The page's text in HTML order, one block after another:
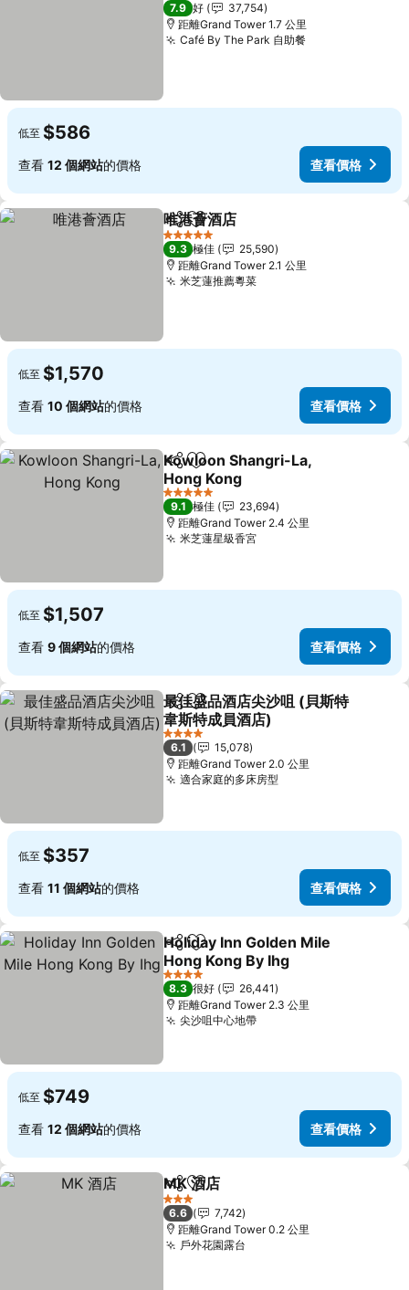
7.9 好
37,754
距離Grand Tower 1.7 公里
Café By The Park 自助餐
低至 $586
查看 12 個網站的價格 查看價格
分享 放到收藏夾
唯港薈酒店
5 星級
9.3 極佳
25,590
距離Grand Tower 2.1 公里
米芝蓮推薦粵菜
低至 $1,570
查看 10 個網站的價格 查看價格
分享 放到收藏夾
Kowloon Shangri-La,
Hong Kong
5 星級
9.1 極佳
23,694
距離Grand Tower 2.4 公里
米芝蓮星級香宮
低至 $1,507
查看 9 個網站的價格 查看價格
分享 放到收藏夾
最佳盛品酒店尖沙咀 (貝斯特
韋斯特成員酒店)
4 星級
6.1
15,078
距離Grand Tower 2.0 公里
適合家庭的多床房型
低至 $357
查看 11 個網站的價格 查看價格
分享 放到收藏夾
Holiday Inn Golden Mile
Hong Kong By Ihg
4 星級
8.3 很好
26,441
距離Grand Tower 2.3 公里
尖沙咀中心地帶
低至 $749
查看 12 個網站的價格 查看價格
分享 放到收藏夾
MK 酒店
3 星級
6.6
7,742
距離Grand Tower 0.2 公里
戶外花園露台